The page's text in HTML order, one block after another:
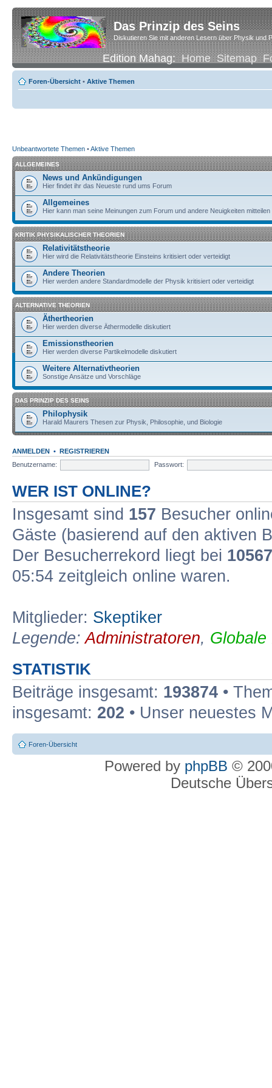
Das Prinzip des Seins
Diskutieren Sie mit anderen Lesern über Physik und
Edition Mahag:Home Sitemap
Foren-Übersicht • Aktive Themen
Unbeantwortete Themen •Aktive Themen
ALLGEMEINES
News und Ankündigungen
Hier findet ihr das Neueste rund ums Forum
Allgemeines
Hier kann man seine Meinungen zum Forum und andere Neuigkeiten mitteilen
KRITIK PHYSIKALISCHER THEORIEN
Relativitätstheorie
Hier wird die Relativitätstheorie Einsteins kritisiert oder verteidigt
Andere Theorien
Hier werden andere Standardmodelle der Physik kritisiert oder verteidigt
ALTERNATIVE THEORIEN
Äthertheorien
Hier werden diverse Äthermodelle diskutiert
Emissionstheorien
Hier werden diverse Partikelmodelle diskutiert
Weitere Alternativtheorien
Sonstige Ansätze und Vorschläge
DAS PRINZIP DES SEINS
Philophysik
Harald Maurers Thesen zur Physik, Philosophie, und Biologie
ANMELDEN • REGISTRIEREN
Benutzername:
Passwort:
WER IST ONLINE?
Insgesamt sind 157 Besucher
Gäste (basierend auf den aktiven
Der Besucherrekord liegt bei 10567
05:54 zeitgleich online waren.
Mitglieder: Skeptiker
Legende:Administratoren, Globale
STATISTIK
Beiträge insgesamt: 193874 •
insgesamt: 202 • Unser neuestes
Foren-Übersicht
Powered by phpBB ©
Deutsche